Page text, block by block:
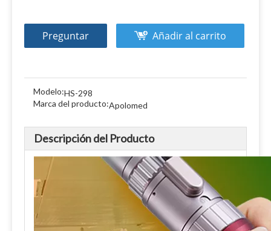
Preguntar Añadir al carrito
Modelo:HS-298
Marca del producto:Apolomed
Descripción del Producto